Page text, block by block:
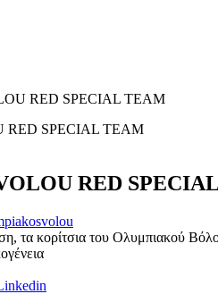
RED SPECIAL TEAM
RED
τα κορίτσια του Ολυμπιακού